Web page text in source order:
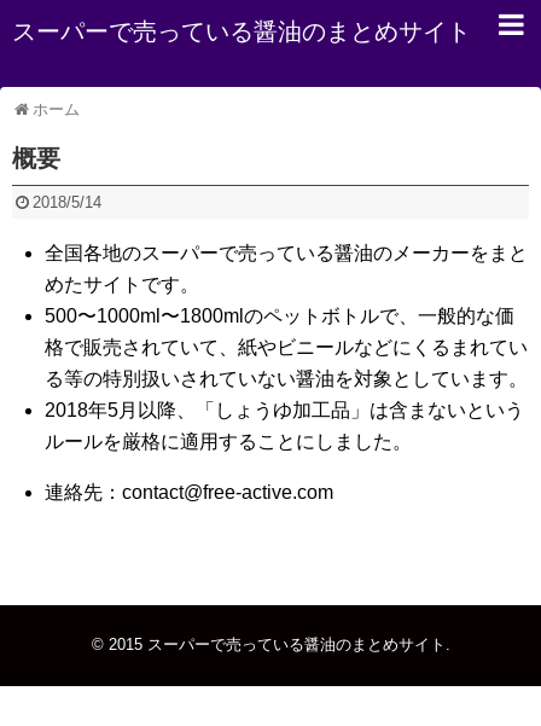
スーパーで売っている醤油のまとめサイト
ホーム
概要
2018/5/14
全国各地のスーパーで売っている醤油のメーカーをまと
めたサイトです。
500〜1000ml〜1800mlのペットボトルで、一般的な価
格で販売されていて、紙やビニールなどにくるまれてい
る等の特別扱いされていない醤油を対象としています。
2018年5月以降、「しょうゆ加工品」は含まないという
ルールを厳格に適用することにしました。
連絡先：contact@free-active.com
© 2015 スーパーで売っている醤油のまとめサイト .